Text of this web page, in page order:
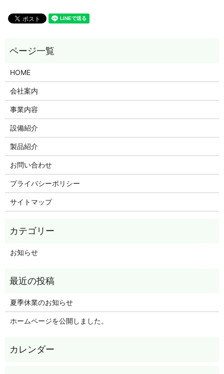
HOME
会社案内
事業内容
設備紹介
製品紹介
お問い合わせ
プライバシーポリシー
サイトマップ
お知らせ
夏季休業のお知らせ
ホームページを公開しました。